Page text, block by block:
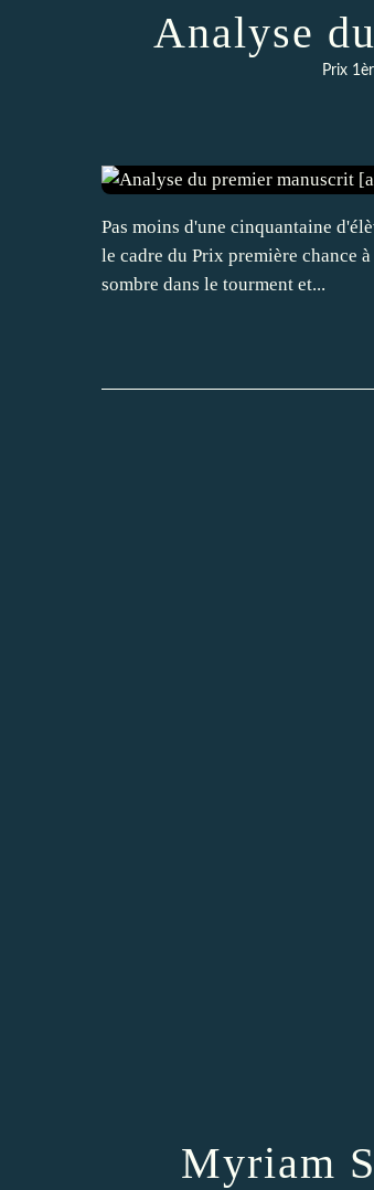
Analyse
Prix
Pas moins d'une cinquantaine
le cadre du Prix première chance
sombre dans le tourment et...
Myriam